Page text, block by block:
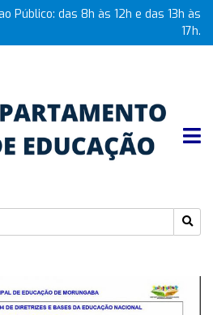
Público: das 8h às 12h e das 13h às
17h.